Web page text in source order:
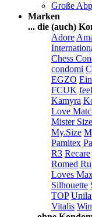
Große
Marken
... die (auch)
Adore
Chess
condomi
EGZO
FCUK feel
Kamyra
Love
Mister Size
My.Size
Pamitex
R3 Recare
Romed
Loves
Silhouette
TOP
Vitalis